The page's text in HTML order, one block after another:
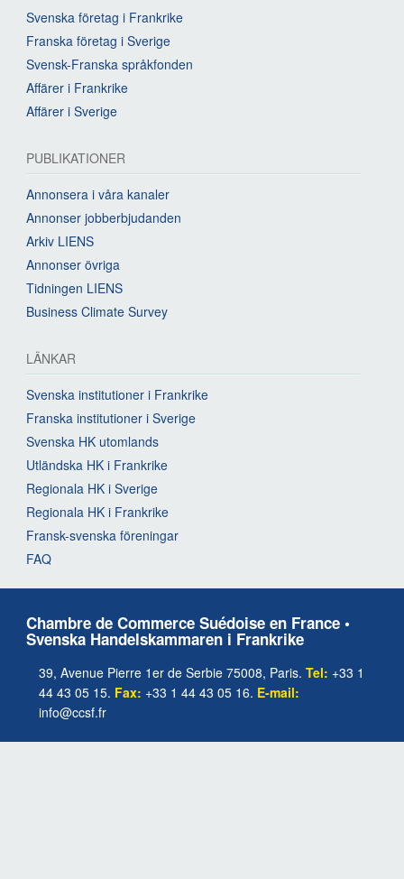
Svenska företag i Frankrike
Franska företag i Sverige
Svensk-Franska språkfonden
Affärer i Frankrike
Affärer i Sverige
PUBLIKATIONER
Annonsera i våra kanaler
Annonser jobberbjudanden
Arkiv LIENS
Annonser övriga
Tidningen LIENS
Business Climate Survey
LÄNKAR
Svenska institutioner i Frankrike
Franska institutioner i Sverige
Svenska HK utomlands
Utländska HK i Frankrike
Regionala HK i Sverige
Regionala HK i Frankrike
Fransk-svenska föreningar
FAQ
Chambre de Commerce Suédoise en France •
Svenska Handelskammaren i Frankrike
39, Avenue Pierre 1er de Serbie 75008, Paris. Tel: +33 1
44 43 05 15. Fax: +33 1 44 43 05 16. E-mail:
info@ccsf.fr